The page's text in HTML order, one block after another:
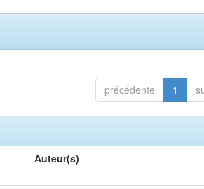
précédente 1
Auteur(s)